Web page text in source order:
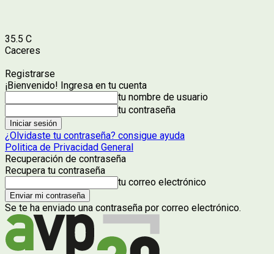
35.5 C
Caceres
Registrarse
¡Bienvenido! Ingresa en tu cuenta
tu nombre de usuario
tu contraseña
¿Olvidaste tu contraseña? consigue ayuda
Politica de Privacidad General
Recuperación de contraseña
Recupera tu contraseña
tu correo electrónico
Se te ha enviado una contraseña por correo electrónico.